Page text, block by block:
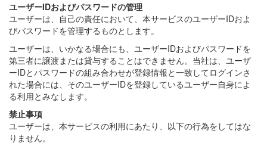
ユーザーIDおよびパスワードの管理
ユーザーは、自己の責任において、本サービスのユーザーIDおよ
びパスワードを管理するものとします。
ユーザーは、いかなる場合にも、ユーザーIDおよびパスワードを
第三者に譲渡または貸与することはできません。当社は、ユーザ
ーIDとパスワードの組み合わせが登録情報と一致してログインさ
れた場合には、そのユーザーIDを登録しているユーザー自身によ
る利用とみなします。
禁止事項
ユーザーは、本サービスの利用にあたり、以下の行為をしてはな
りません。